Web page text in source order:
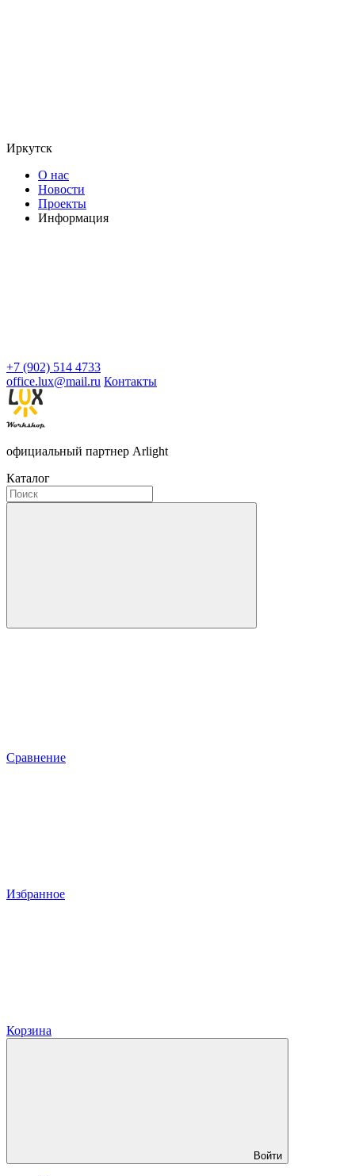
Иркутск
О нас
Новости
Проекты
Информация
+7 (902) 514 4733
office.lux@mail.ru Контакты
официальный партнер Arlight
Каталог
Сравнение
Избранное
Корзина
Войти